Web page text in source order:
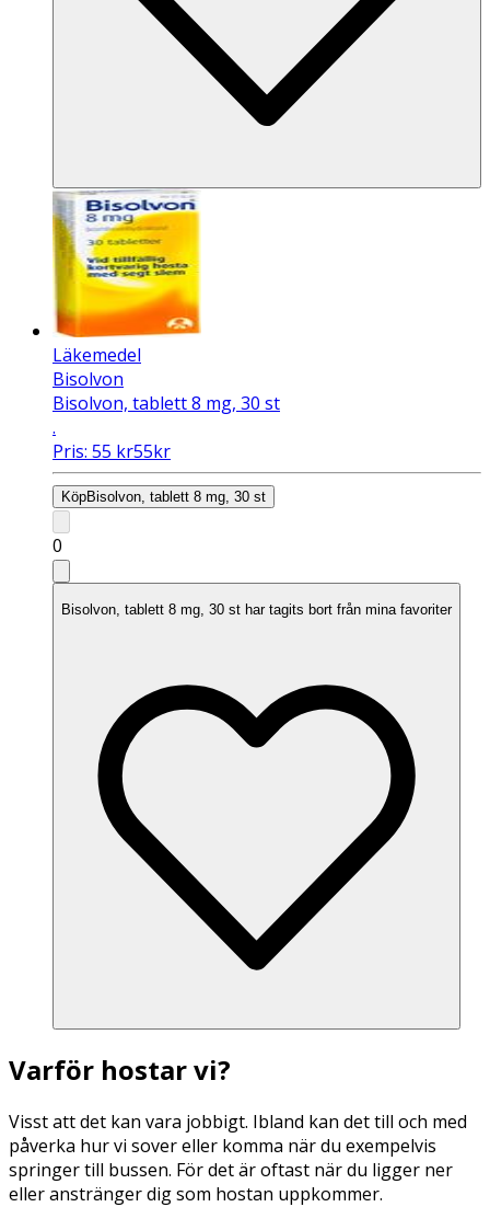
Läkemedel
Bisolvon
Bisolvon, tablett 8 mg, 30 st
.
Pris: 55 kr55kr
KöpBisolvon, tablett 8 mg, 30 st
0
Bisolvon, tablett 8 mg, 30 st har tagits bort från mina favoriter
Varför hostar vi?
Visst att det kan vara jobbigt. Ibland kan det till och med
påverka hur vi sover eller komma när du exempelvis
springer till bussen. För det är oftast när du ligger ner
eller anstränger dig som hostan uppkommer.